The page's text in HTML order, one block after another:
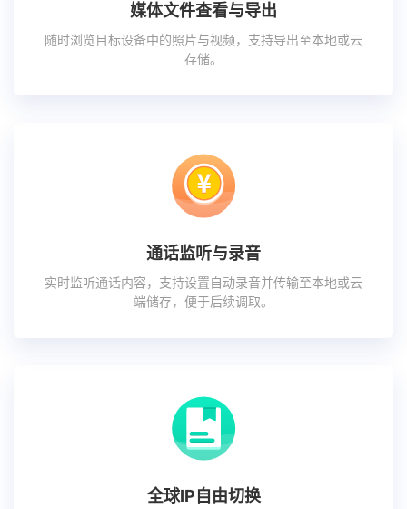
媒体文件查看与导出
随时浏览目标设备中的照片与视频，支持导出至本地或云
存储。
通话监听与录音
实时监听通话内容，支持设置自动录音并传输至本地或云
端储存，便于后续调取。
全球IP自由切换